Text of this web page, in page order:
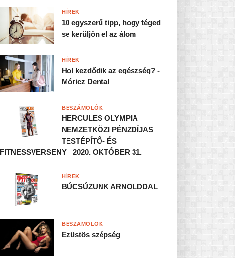
10 egyszerű tipp, hogy téged
se kerüljön el az álom
HÍREK
Hol kezdődik az egészség? -
Móricz Dental
HÍREK
HERCULES OLYMPIA
NEMZETKÖZI PÉNZDÍJAS
TESTÉPÍTŐ- ÉS
FITNESSVERSENY 2020. OKTÓBER 31.
BESZÁMOLÓK
BÚCSÚZUNK ARNOLDDAL
HÍREK
Ezüstös szépség
BESZÁMOLÓK